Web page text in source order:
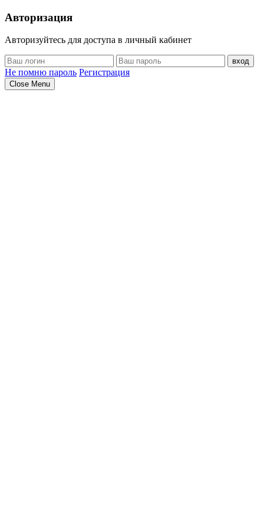
Авторизация
Авторизуйтесь для доступа в личный кабинет
вход
Не помню пароль Регистрация
Close Menu